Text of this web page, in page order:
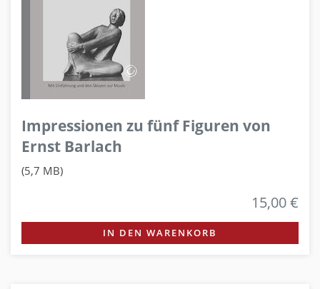
Impressionen zu fünf Figuren von
Ernst Barlach
(5,7 MB)
15,00 €
IN DEN WARENKORB